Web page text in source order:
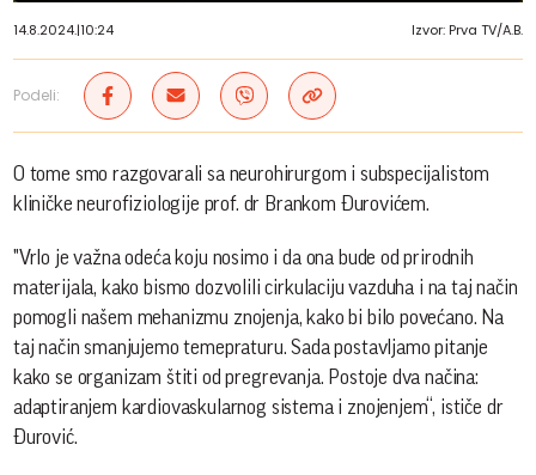
14.8.2024.|10:24 Izvor: Prva TV/A.B.
Podeli:
O tome smo razgovarali sa neurohirurgom i subspecijalistom
kliničke neurofiziologije prof. dr Brankom Đurovićem.
"Vrlo je važna odeća koju nosimo i da ona bude od prirodnih
materijala, kako bismo dozvolili cirkulaciju vazduha i na taj način
pomogli našem mehanizmu znojenja, kako bi bilo povećano. Na
taj način smanjujemo temepraturu. Sada postavljamo pitanje
kako se organizam štiti od pregrevanja. Postoje dva načina:
adaptiranjem kardiovaskularnog sistema i znojenjem“, ističe dr
Đurović.